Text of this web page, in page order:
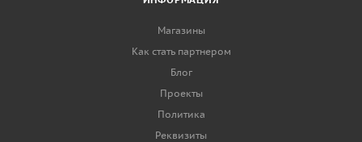
Магазины
Как стать партнером
Блог
Проекты
Политика
Реквизиты